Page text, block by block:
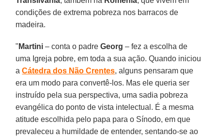
condições de extrema pobreza nos barracos de
madeira.
" Martini – conta o padreGeorg – fez a escolha de
uma Igreja pobre, em toda a sua ação. Quando iniciou
aCátedra dos Não Crentes, alguns pensaram que
era um modo para convertê-los. Mas ele queria ser
instruído pela sua perspectiva, uma sadia pobreza
evangélica do ponto de vista intelectual. É a mesma
atitude escolhida pelo papa para o Sínodo, em que
prevaleceu a humildade de entender, sentando-se ao